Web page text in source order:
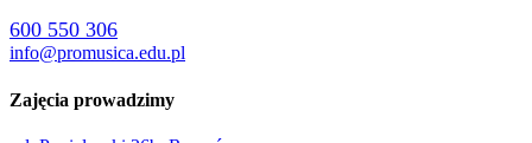
600 550 306
info@promusica.edu.pl
Zajęcia prowadzimy